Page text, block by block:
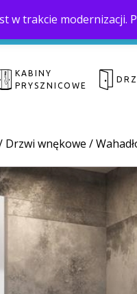
w trakcie modernizacji.
KABINY
PRYSZNICOWE
Drzwi wnękowe /